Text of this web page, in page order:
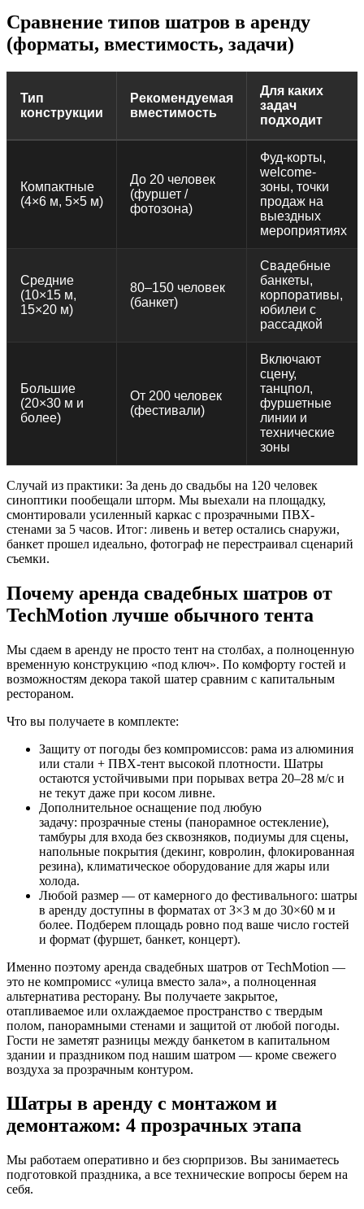
Сравнение типов шатров в аренду
(форматы, вместимость, задачи)
Тип
конструкции
Рекомендуемая
вместимость
Для каких
задач
подходит
Компактные
(4×6 м, 5×5 м)
До 20 человек
(фуршет /
фотозона)
Фуд-корты,
welcome-
зоны, точки
продаж на
выездных
мероприятиях
Средние
(10×15 м,
15×20 м)
80–150 человек
(банкет)
Свадебные
банкеты,
корпоративы,
юбилеи с
рассадкой
Большие
(20×30 м и
более)
От 200 человек
(фестивали)
Включают
сцену,
танцпол,
фуршетные
линии и
технические
зоны
Случай из практики: За день до свадьбы на 120 человек
синоптики пообещали шторм. Мы выехали на площадку,
смонтировали усиленный каркас с прозрачными ПВХ-
стенами за 5 часов. Итог: ливень и ветер остались снаружи,
банкет прошел идеально, фотограф не перестраивал сценарий
съемки.
Почему аренда свадебных шатров от
TechMotion лучше обычного тента
Мы сдаем в аренду не просто тент на столбах, а полноценную
временную конструкцию «под ключ». По комфорту гостей и
возможностям декора такой шатер сравним с капитальным
рестораном.
Что вы получаете в комплекте:
Защиту от погоды без компромиссов: рама из алюминия
или стали + ПВХ-тент высокой плотности. Шатры
остаются устойчивыми при порывах ветра 20–28 м/с и
не текут даже при косом ливне.
Дополнительное оснащение под любую
задачу: прозрачные стены (панорамное остекление),
тамбуры для входа без сквозняков, подиумы для сцены,
напольные покрытия (декинг, ковролин, флокированная
резина), климатическое оборудование для жары или
холода.
Любой размер — от камерного до фестивального: шатры
в аренду доступны в форматах от 3×3 м до 30×60 м и
более. Подберем площадь ровно под ваше число гостей
и формат (фуршет, банкет, концерт).
Именно поэтому аренда свадебных шатров от TechMotion —
это не компромисс «улица вместо зала», а полноценная
альтернатива ресторану. Вы получаете закрытое,
отапливаемое или охлаждаемое пространство с твердым
полом, панорамными стенами и защитой от любой погоды.
Гости не заметят разницы между банкетом в капитальном
здании и праздником под нашим шатром — кроме свежего
воздуха за прозрачным контуром.
Шатры в аренду с монтажом и
демонтажом: 4 прозрачных этапа
Мы работаем оперативно и без сюрпризов. Вы занимаетесь
подготовкой праздника, а все технические вопросы берем на
себя.